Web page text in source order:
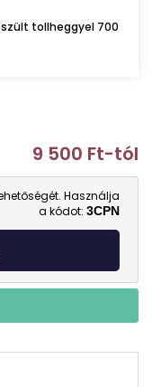
tollheggyel 700
9 500 Ft-tól
Használja
a kódot: 3CPN